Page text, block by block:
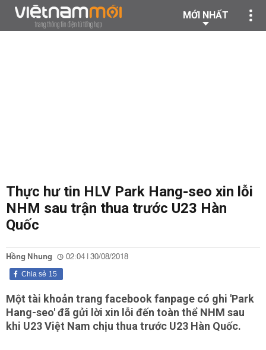
MỚI NHẤT
Thực hư tin HLV Park Hang-seo xin lỗi
NHM sau trận thua trước U23 Hàn
Quốc
Hồng Nhung 02:04 | 30/08/2018
15
Chia sẻ
Một tài khoản trang facebook fanpage có ghi 'Park
Hang-seo' đã gửi lời xin lỗi đến toàn thể NHM sau
khi U23 Việt Nam chịu thua trước U23 Hàn Quốc.